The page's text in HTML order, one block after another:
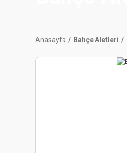
Anasayfa Bahçe Aletleri